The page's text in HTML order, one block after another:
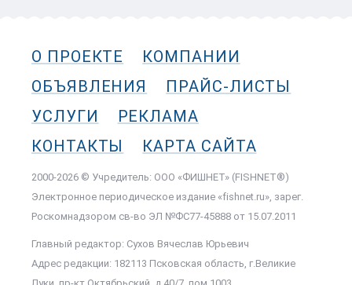
О ПРОЕКТЕ
КОМПАНИИ
ОБЪЯВЛЕНИЯ
ПРАЙС-ЛИСТЫ
УСЛУГИ
РЕКЛАМА
КОНТАКТЫ
КАРТА САЙТА
2000-2026 © Учредитель: ООО «ФИШНЕТ» (FISHNET®)
Электронное периодическое издание «fishnet.ru», зарег.
Роскомнадзором cв-во ЭЛ №ФС77-45888 от 15.07.2011
Главный редактор: Сухов Вячеслав Юрьевич
Адрес редакции: 182113 Псковская область, г.Великие